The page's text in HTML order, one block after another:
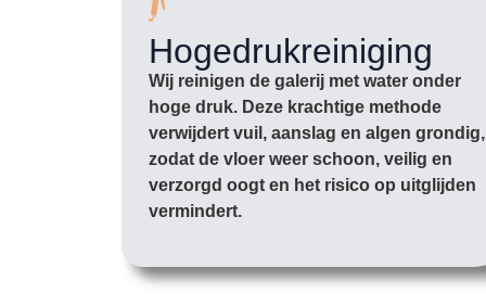
Hogedrukreiniging
Wij reinigen de galerij met water onder
hoge druk. Deze krachtige methode
verwijdert vuil, aanslag en algen grondig,
zodat de vloer weer schoon, veilig en
verzorgd oogt en het risico op uitglijden
vermindert.